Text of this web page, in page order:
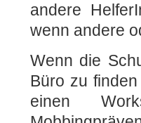
andere
wenn andere
Wenn die
Büro zu
einen